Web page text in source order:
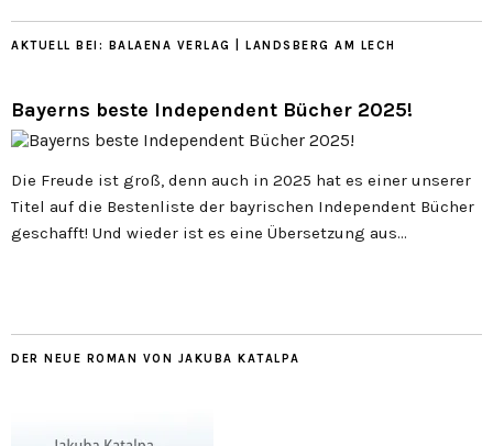
AKTUELL BEI: BALAENA VERLAG | LANDSBERG AM LECH
Bayerns beste Independent Bücher 2025!
Die Freude ist groß, denn auch in 2025 hat es einer unserer
Titel auf die Bestenliste der bayrischen Independent Bücher
geschafft! Und wieder ist es eine Übersetzung aus…
DER NEUE ROMAN VON JAKUBA KATALPA